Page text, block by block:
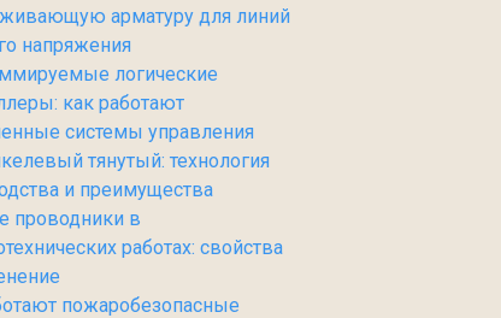
арматуру для линий
напряжения
логические
как работают
системы управления
тянутый: технология
и преимущества
проводники в
работах: свойства
пожаробезопасные